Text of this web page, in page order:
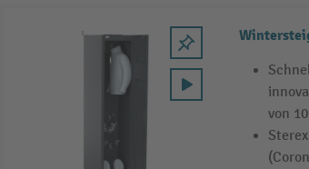
von